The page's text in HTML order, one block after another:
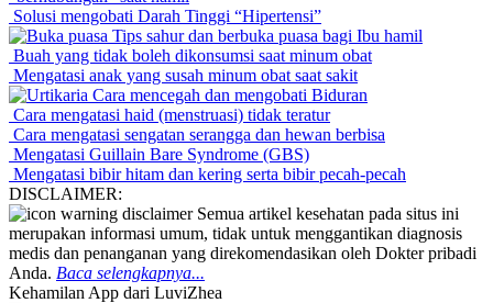
Solusi mengobati Darah Tinggi “Hipertensi”
Tips sahur dan berbuka puasa bagi Ibu hamil
Buah yang tidak boleh dikonsumsi saat minum obat
Mengatasi anak yang susah minum obat saat sakit
Cara mencegah dan mengobati Biduran
Cara mengatasi haid (menstruasi) tidak teratur
Cara mengatasi sengatan serangga dan hewan berbisa
Mengatasi Guillain Bare Syndrome (GBS)
Mengatasi bibir hitam dan kering serta bibir pecah-pecah
DISCLAIMER:
Semua artikel kesehatan pada situs ini
merupakan informasi umum, tidak untuk menggantikan diagnosis
medis dan penanganan yang direkomendasikan oleh Dokter pribadi
Anda. Baca selengkapnya...
Kehamilan App dari LuviZhea